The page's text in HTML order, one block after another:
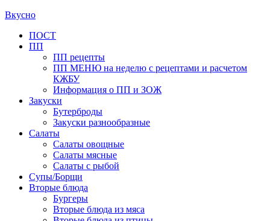
Вкусно
Primary
Menu
ПОСТ
ПП
ПП рецепты
ПП МЕНЮ на неделю с рецептами и расчетом
КЖБУ
Информация о ПП и ЗОЖ
Закуски
Бутерброды
Закуски разнообразные
Салаты
Салаты овощные
Салаты мясные
Салаты с рыбой
Супы/Борщи
Вторые блюда
Бургеры
Вторые блюда из мяса